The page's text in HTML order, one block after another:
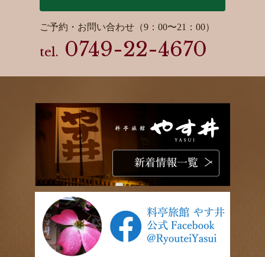
ご予約・お問い合わせ（9：00〜21：00）
tel. 0749-22-4670